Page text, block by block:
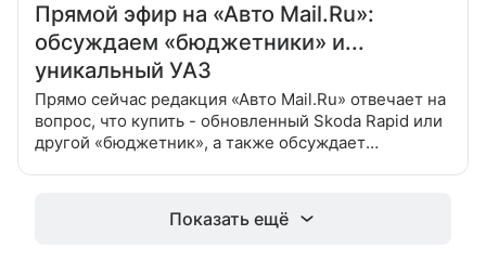
Прямой эфир на «Авто Mail.Ru»:
обсуждаем «бюджетники» и...
уникальный УАЗ
Прямо сейчас редакция «Авто Mail.Ru» отвечает на
вопрос, что купить - обновленный Skoda Rapid или
другой «бюджетник», а также обсуждает
Показать ещё